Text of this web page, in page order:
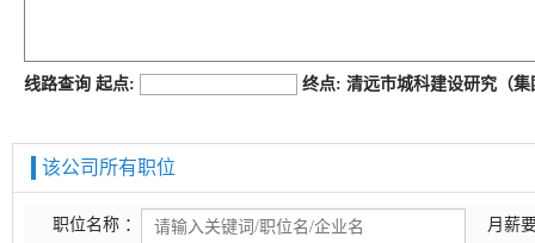
线路查询 起点: 终点: 清远市城科建设研究（
该公司所有职位
职位名称 ： 月薪